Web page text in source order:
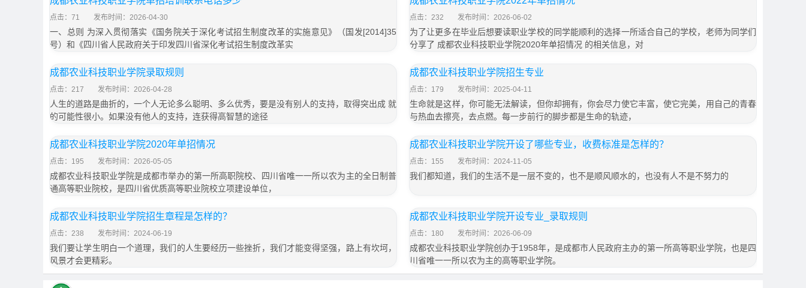
点击：71 发布时间：2026-04-30
一、总则 为深入贯彻落实《国务院关于深化考试招生制度改革的实施意见》（国发[2014]35
号）和《四川省人民政府关于印发四川省深化考试招生制度改革实
点击：232 发布时间：2026-06-02
为了让更多在毕业后想要读职业学校的同学能顺利的选择一所适合自己的学校，老师为同学们
分享了 成都农业科技职业学院2020年单招情况 的相关信息，对
成都农业科技职业学院录取规则
点击：217 发布时间：2026-04-28
人生的道路是曲折的，一个人无论多么聪明、多么优秀，要是没有别人的支持，取得突出成 就
的可能性很小。如果没有他人的支持，连获得高智慧的途径
成都农业科技职业学院招生专业
点击：179 发布时间：2025-04-11
生命就是这样，你可能无法解读，但你却拥有，你会尽力使它丰富，使它完美，用自己的青春
与热血去擦亮，去点燃。每一步前行的脚步都是生命的轨迹，
成都农业科技职业学院2020年单招情况
点击：195 发布时间：2026-05-05
成都农业科技职业学院是成都市举办的第一所高职院校、四川省唯一一所以农为主的全日制普
通高等职业院校，是四川省优质高等职业院校立项建设单位，
成都农业科技职业学院开设了哪些专业，收费标准是怎样的？
点击：155 发布时间：2024-11-05
我们都知道，我们的生活不是一层不变的，也不是顺风顺水的，也没有人不是不努力的
成都农业科技职业学院招生章程是怎样的？
点击：238 发布时间：2024-06-19
我们要让学生明白一个道理，我们的人生要经历一些挫折，我们才能变得坚强，路上有坎坷，
风景才会更精彩。
成都农业科技职业学院开设专业_录取规则
点击：180 发布时间：2026-06-09
成都农业科技职业学院创办于1958年，是成都市人民政府主办的第一所高等职业学院，也是四
川省唯一一所以农为主的高等职业学院。